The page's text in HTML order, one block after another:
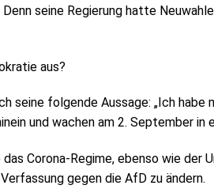
seine Regierung hatte
aus?
seine folgende Aussage: „Ich habe
und wachen am 2. September in
Corona-Regime, ebenso wie der
gegen die AfD zu ändern.